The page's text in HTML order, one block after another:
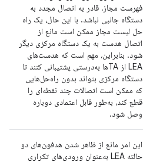
فهرست مجاز، قادر به اتصال مجدد به
دستگاه جانبی نباشد. با این حال، یک راه
حل لیست مجاز ممکن است مانع از
اتصال هدست به یک دستگاه مرکزی دیگر
شود. بنابراین، مهم است که هدست‌های
LEA از TAها به‌درستی پشتیبانی کنند تا
دستگاه مرکزی بتواند بدون راه‌حل‌هایی
که ممکن است اتصالات چند نقطه‌ای را
قطع کند، به‌طور قابل اعتمادی دوباره
وصل شود.
این امر مانع از ظاهر شدن هدفون‌های دو
حالته LEA به‌عنوان ورودی‌های تکراری